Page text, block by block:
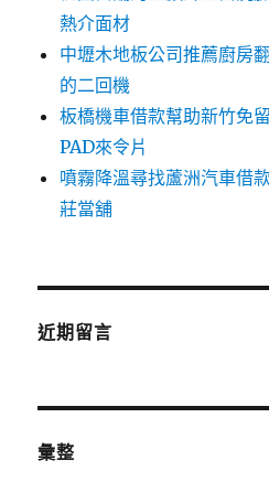
熱介面材
中壢木地板公司推薦廚房
的二回機
板橋機車借款幫助新竹免
PAD來令片
噴霧降溫尋找蘆洲汽車借
莊當舖
近期留言
彙整